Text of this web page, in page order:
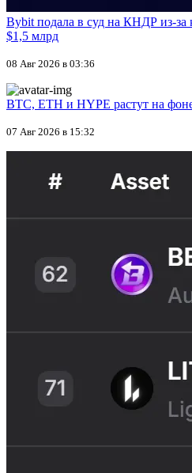
Bybit подала в суд на КНДР из-
$1,5 млрд
08 Авг 2026 в 03:36
BTC, ETH и HYPE растут на
07 Авг 2026 в 15:32